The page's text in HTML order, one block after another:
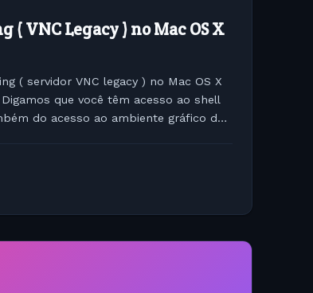
VNC Legacy ) no Mac OS X
( servidor VNC legacy ) no Mac OS X
que você têm acesso ao shell
do acesso ao ambiente gráfico do